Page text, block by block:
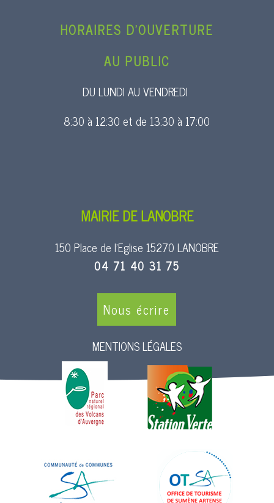
HORAIRES D’OUVERTURE
AU PUBLIC
DU LUNDI AU VENDREDI
8:30 à 12:30 et de 13:30 à 17:00
MAIRIE DE LANOBRE
150 Place de l’Eglise 15270 LANOBRE
04 71 40 31 75
Nous écrire
MENTIONS LÉGALES